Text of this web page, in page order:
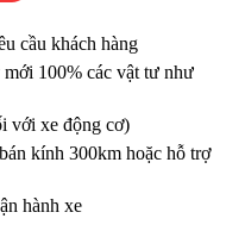
cầu khách hàng
100% các vật tư như
với xe động cơ)
kính 300km hoặc hỗ trợ
hành xe